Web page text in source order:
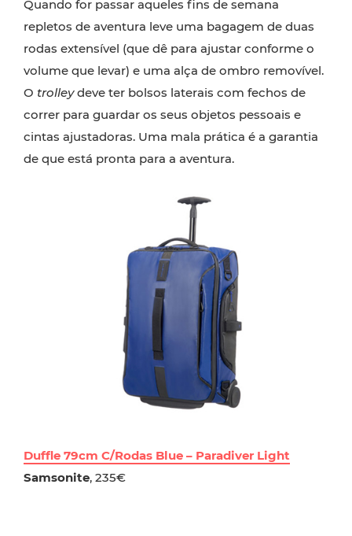
Quando for passar aqueles fins de semana
repletos de aventura leve uma bagagem de duas
rodas extensível (que dê para ajustar conforme o
volume que levar) e uma alça de ombro removível.
O trolleydeve ter bolsos laterais com fechos de
correr para guardar os seus objetos pessoais e
cintas ajustadoras. Uma mala prática é a garantia
de que está pronta para a aventura.
Duffle 79cm C/Rodas Blue – Paradiver Light
Samsonite, 235€